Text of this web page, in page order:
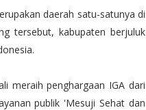
daerah satu-satunya di
tersebut, kabupaten berjuluk
meraih penghargaan IGA dari
publik 'Mesuji Sehat dan